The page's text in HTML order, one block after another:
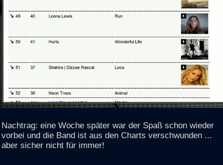
Nachtrag: eine Woche später war der Spaß schon wieder
vorbei und die Band ist aus den Charts verschwunden ...
aber sicher nicht für immer!